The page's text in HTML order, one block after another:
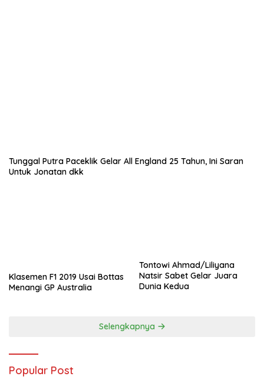
Tunggal Putra Paceklik Gelar All England 25 Tahun, Ini Saran
Untuk Jonatan dkk
Klasemen F1 2019 Usai Bottas
Menangi GP Australia
Tontowi Ahmad/Liliyana
Natsir Sabet Gelar Juara
Dunia Kedua
Selengkapnya
Popular Post